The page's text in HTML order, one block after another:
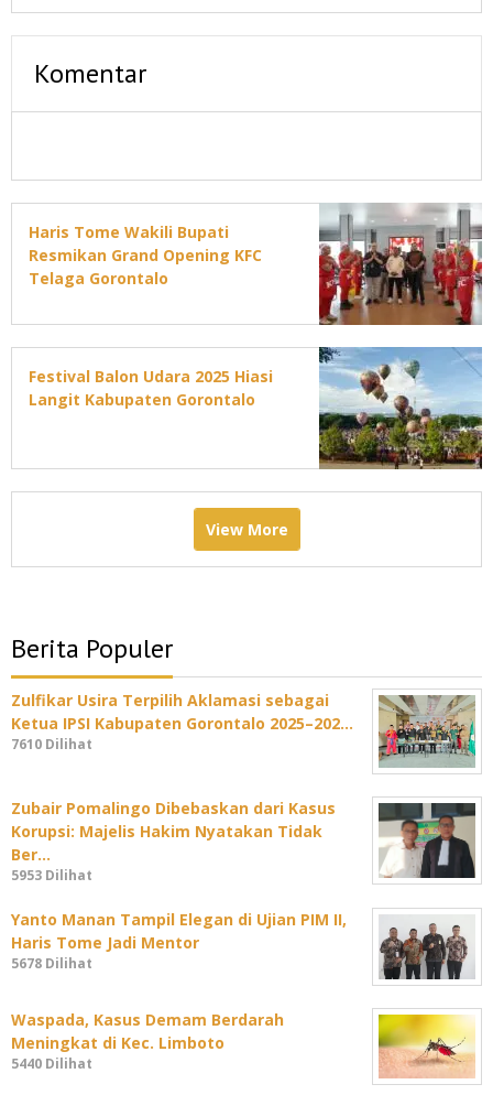
Komentar
Haris Tome Wakili Bupati
Resmikan Grand Opening KFC
Telaga Gorontalo
Festival Balon Udara 2025 Hiasi
Langit Kabupaten Gorontalo
View More
Berita Populer
Zulfikar Usira Terpilih Aklamasi sebagai
Ketua IPSI Kabupaten Gorontalo 2025–202…
7610 Dilihat
Zubair Pomalingo Dibebaskan dari Kasus
Korupsi: Majelis Hakim Nyatakan Tidak
Ber…
5953 Dilihat
Yanto Manan Tampil Elegan di Ujian PIM II,
Haris Tome Jadi Mentor
5678 Dilihat
Waspada, Kasus Demam Berdarah
Meningkat di Kec. Limboto
5440 Dilihat